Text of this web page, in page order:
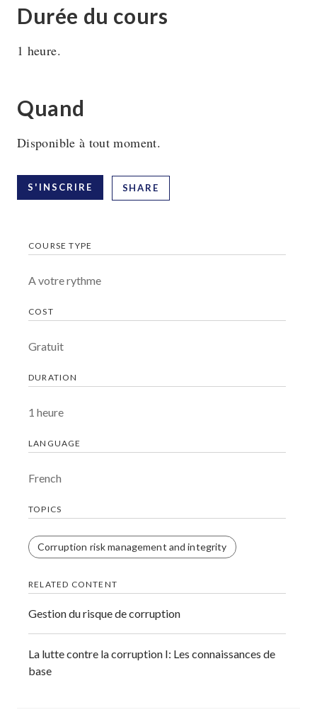
Durée du cours
1 heure.
Quand
Disponible à tout moment.
S'INSCRIRE SHARE
COURSE TYPE
A votre rythme
COST
Gratuit
DURATION
1 heure
LANGUAGE
French
TOPICS
Corruption risk management and integrity
RELATED CONTENT
Gestion du risque de corruption
La lutte contre la corruption I: Les connaissances de
base